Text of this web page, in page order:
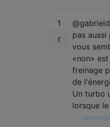
1
pas
vous
«non»
freinage
de
Un turbo
lorsque